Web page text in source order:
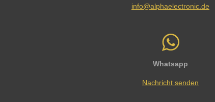
info@alphaelectronic.de
Whatsapp
Nachricht senden